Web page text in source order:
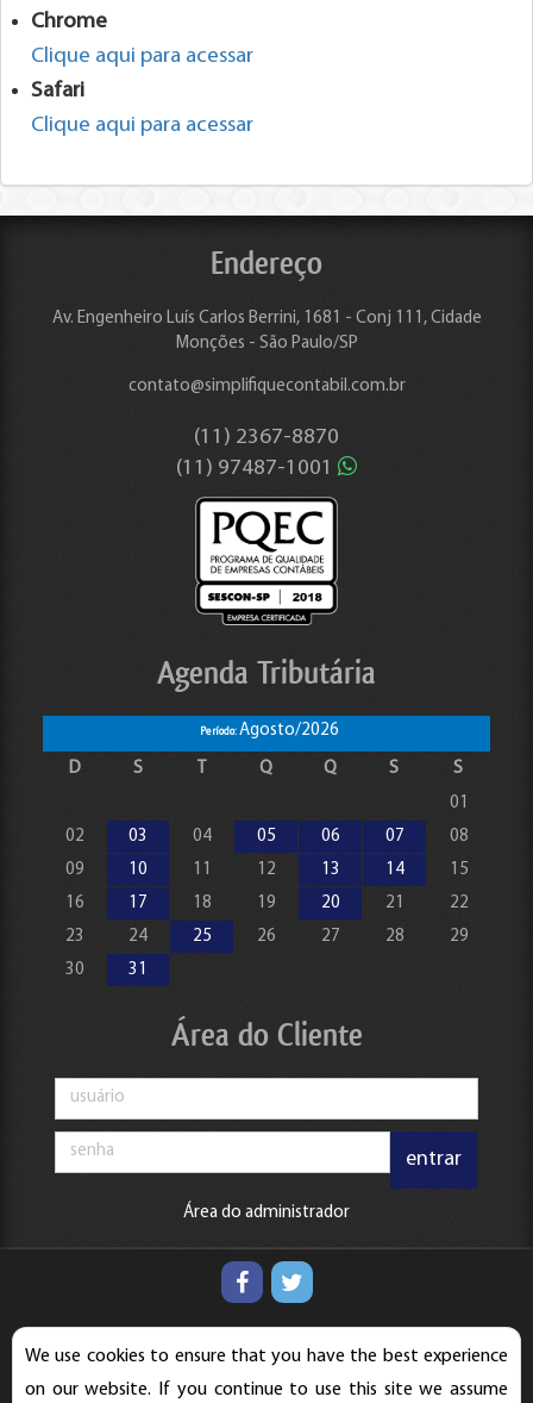
Chrome
Clique aqui para acessar
Safari
Clique aqui para acessar
Endereço
Av. Engenheiro Luís Carlos Berrini, 1681 - Conj 111, Cidade
Monções - São Paulo/SP
contato@simplifiquecontabil.com.br
(11) 2367-8870
(11) 97487-1001
Agenda Tributária
Período: Agosto/2026
D S Q Q S
S
01
02
03 04 05 06 07
08
09
10 11 12 13 14
15
16
17 18 19 20 21
22
23
24 25 26 27 28
29
30
31
Área do Cliente
entrar
Área do administrador
Todos os direitos reservados | © 2026 |Simplifique Contábil
Política de Privacidade
We use cookies to ensure that you have the best experience
on our website. If you continue to use this site we assume